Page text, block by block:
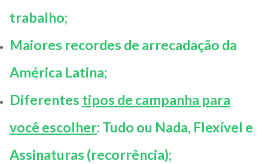
trabalho;
Maiores recordes de arrecadação da
América Latina;
Diferentes tipos de campanha para
você escolher: Tudo ou Nada, Flexível e
Assinaturas (recorrência);